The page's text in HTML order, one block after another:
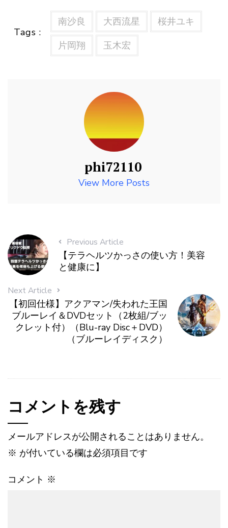
Tags :
南沙良 大西流星
桜井ユキ
片岡翔
玉木宏
phi72110
View More Posts
Previous Article
【テラヘルツかっさの使い方！美容
と健康に】
Next Article
【初回仕様】アクアマン/失われた王国
ブルーレイ＆DVDセット（2枚組/ブッ
クレット付）（Blu-ray Disc＋DVD）
（ブルーレイディスク）
コメントを残す
メールアドレスが公開されることはありません。
※ が付いている欄は必須項目です
コメント ※